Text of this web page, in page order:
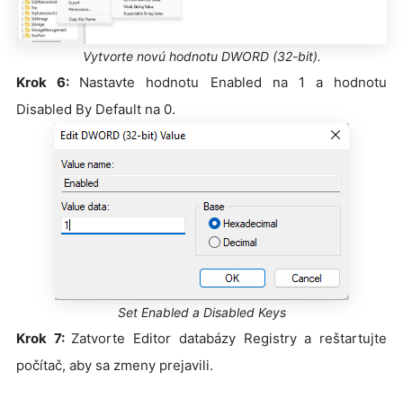
Vytvorte novú hodnotu DWORD (32-bit).
Krok 6: Nastavte hodnotu Enabled na 1 a hodnotu
Disabled By Default na 0.
Set Enabled a Disabled Keys
Krok 7: Zatvorte Editor databázy Registry a reštartujte
počítač, aby sa zmeny prejavili.